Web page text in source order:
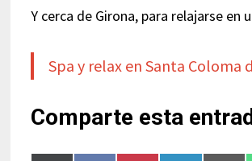
Y cerca de Girona, para relajarse en
Spa y relax en Santa Coloma
Comparte esta